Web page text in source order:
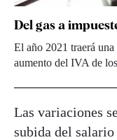
Del gas a
El año 2021 traerá
aumento del IVA de
Las variaciones
subida del